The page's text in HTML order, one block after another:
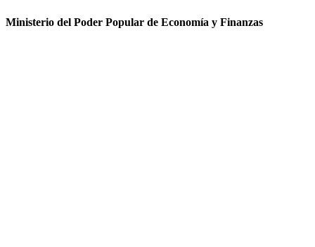
Ministerio del Poder Popular de Economía y Finanzas